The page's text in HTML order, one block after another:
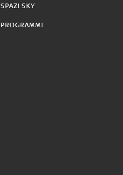
SPAZI SKY
PROGRAMMI